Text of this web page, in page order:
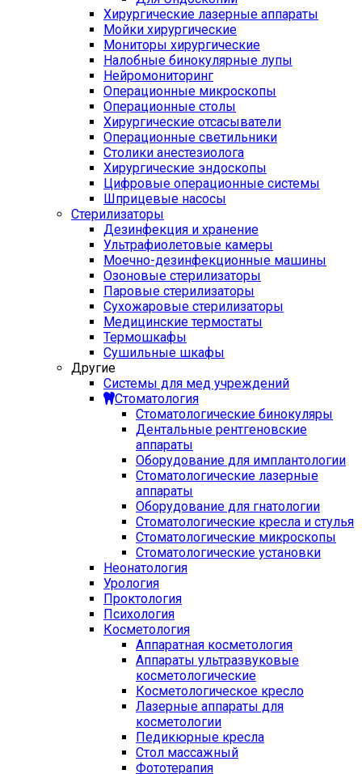
Хирургические лазерные аппараты
Мойки хирургические
Мониторы хирургические
Налобные бинокулярные лупы
Нейромониторинг
Операционные микроскопы
Операционные столы
Хирургические отсасыватели
Операционные светильники
Столики анестезиолога
Хирургические эндоскопы
Цифровые операционные системы
Шприцевые насосы
Стерилизаторы
Дезинфекция и хранение
Ультрафиолетовые камеры
Моечно-дезинфекционные машины
Озоновые стерилизаторы
Паровые стерилизаторы
Сухожаровые стерилизаторы
Медицинские термостаты
Термошкафы
Сушильные шкафы
Другие
Системы для мед учреждений
Стоматология
Стоматологические бинокуляры
Дентальные рентгеновские
аппараты
Оборудование для имплантологии
Стоматологические лазерные
аппараты
Оборудование для гнатологии
Стоматологические кресла и стулья
Стоматологические микроскопы
Стоматологические установки
Неонатология
Урология
Проктология
Психология
Косметология
Аппаратная косметология
Аппараты ультразвуковые
косметологические
Косметологическое кресло
Лазерные аппараты для
косметологии
Педикюрные кресла
Стол массажный
Фототерапия